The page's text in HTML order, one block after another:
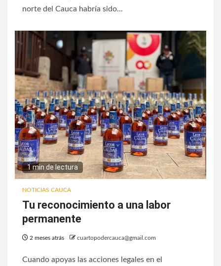
norte del Cauca habría sido...
1 min de lectura
NOTICIAS CAUCA
Tu reconocimiento a una labor
permanente
2 meses atrás cuartopodercauca@gmail.com
Cuando apoyas las acciones legales en el